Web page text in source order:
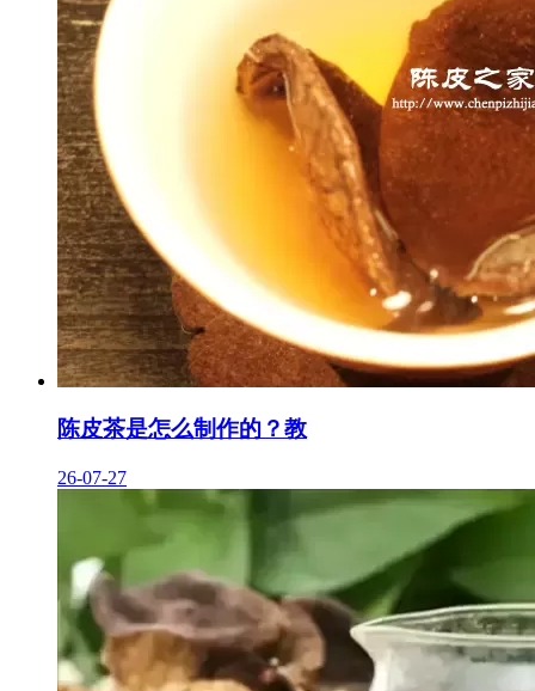
陈皮茶是怎么制作的？教
26-07-27